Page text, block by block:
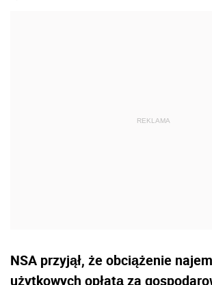
NSA przyjął, że obciążenie
użytkowych opłatą za